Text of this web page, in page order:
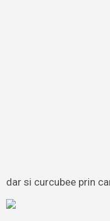
dar si curcubee prin